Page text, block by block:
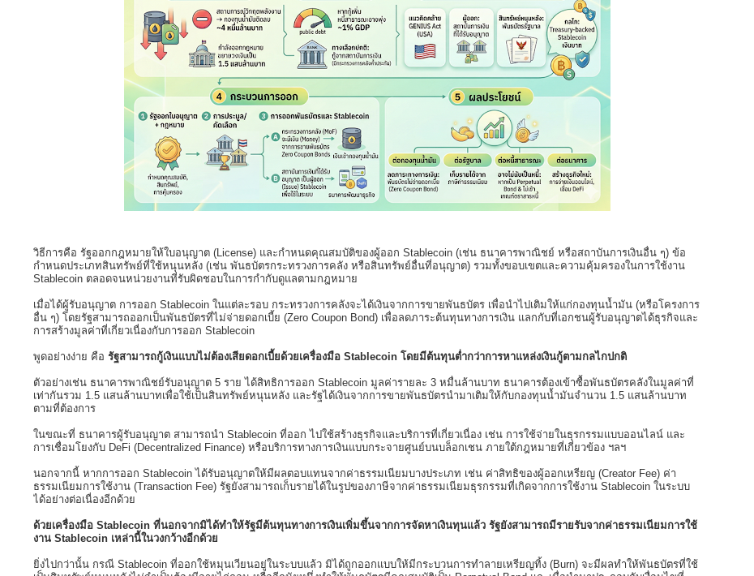
วิธีการคือ รัฐออกกฎหมายให้ใบอนุญาต (License) และกำหนดคุณสมบัติของผู้ออก Stablecoin (เช่น ธนาคารพาณิชย์ หรือสถาบันการเงินอื่น ๆ) ข้อ
กำหนดประเภทสินทรัพย์ที่ใช้หนุนหลัง (เช่น พันธบัตรกระทรวงการคลัง หรือสินทรัพย์อื่นที่อนุญาต) รวมทั้งขอบเขตและความคุ้มครองในการใช้งาน
Stablecoin ตลอดจนหน่วยงานที่รับผิดชอบในการกำกับดูแลตามกฎหมาย
เมื่อได้ผู้รับอนุญาต การออก Stablecoin ในแต่ละรอบ กระทรวงการคลังจะได้เงินจากการขายพันธบัตร เพื่อนำไปเติมให้แก่กองทุนน้ำมัน (หรือโครงการ
อื่น ๆ) โดยรัฐสามารถออกเป็นพันธบัตรที่ไม่จ่ายดอกเบี้ย (Zero Coupon Bond) เพื่อลดภาระต้นทุนทางการเงิน แลกกับที่เอกชนผู้รับอนุญาตได้ธุรกิจและ
การสร้างมูลค่าที่เกี่ยวเนื่องกับการออก Stablecoin
พูดอย่างง่าย คือ รัฐสามารถกู้เงินแบบไม่ต้องเสียดอกเบี้ยด้วยเครื่องมือ Stablecoin โดยมีต้นทุนต่ำกว่าการหาแหล่งเงินกู้ตามกลไกปกติ
ตัวอย่างเช่น ธนาคารพาณิชย์รับอนุญาต 5 ราย ได้สิทธิการออก Stablecoin มูลค่ารายละ 3 หมื่นล้านบาท ธนาคารต้องเข้าซื้อพันธบัตรคลังในมูลค่าที่
เท่ากันรวม 1.5 แสนล้านบาทเพื่อใช้เป็นสินทรัพย์หนุนหลัง และรัฐได้เงินจากการขายพันธบัตรนำมาเติมให้กับกองทุนน้ำมันจำนวน 1.5 แสนล้านบาท
ตามที่ต้องการ
ในขณะที่ ธนาคารผู้รับอนุญาต สามารถนำ Stablecoin ที่ออก ไปใช้สร้างธุรกิจและบริการที่เกี่ยวเนื่อง เช่น การใช้จ่ายในธุรกรรมแบบออนไลน์ และ
การเชื่อมโยงกับ DeFi (Decentralized Finance) หรือบริการทางการเงินแบบกระจายศูนย์บนบล็อกเชน ภายใต้กฎหมายที่เกี่ยวข้อง ฯลฯ
นอกจากนี้ หากการออก Stablecoin ได้รับอนุญาตให้มีผลตอบแทนจากค่าธรรมเนียมบางประเภท เช่น ค่าสิทธิของผู้ออกเหรียญ (Creator Fee) ค่า
ธรรมเนียมการใช้งาน (Transaction Fee) รัฐยังสามารถเก็บรายได้ในรูปของภาษีจากค่าธรรมเนียมธุรกรรมที่เกิดจากการใช้งาน Stablecoin ในระบบ
ได้อย่างต่อเนื่องอีกด้วย
ด้วยเครื่องมือ Stablecoin ที่นอกจากมิได้ทำให้รัฐมีต้นทุนทางการเงินเพิ่มขึ้นจากการจัดหาเงินทุนแล้ว รัฐยังสามารถมีรายรับจากค่าธรรมเนียมการใช้
งาน Stablecoin เหล่านี้ในวงกว้างอีกด้วย
ยิ่งไปกว่านั้น กรณี Stablecoin ที่ออกใช้หมุนเวียนอยู่ในระบบแล้ว มิได้ถูกออกแบบให้มีกระบวนการทำลายเหรียญทิ้ง (Burn) จะมีผลทำให้พันธบัตรที่ใช้